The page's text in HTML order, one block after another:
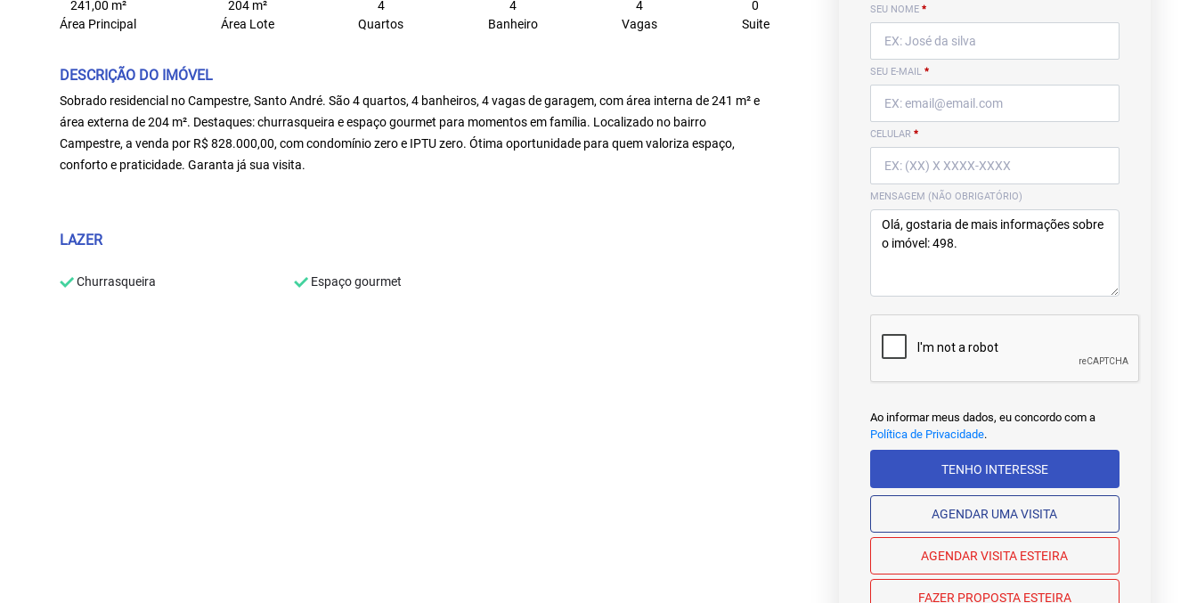
241,00 m²
Área Principal
204 m²
Área Lote
4
Quartos
4
Banheiro
4
Vagas
0
Suite
DESCRIÇÃO DO IMÓVEL
Sobrado residencial no Campestre, Santo André. São 4 quartos, 4 banheiros, 4 vagas de garagem, com área interna de 241 m² e
área externa de 204 m². Destaques: churrasqueira e espaço gourmet para momentos em família. Localizado no bairro
Campestre, a venda por R$ 828.000,00, com condomínio zero e IPTU zero. Ótima oportunidade para quem valoriza espaço,
conforto e praticidade. Garanta já sua visita.
LAZER
Churrasqueira Espaço gourmet
SEU NOME *
SEU E-MAIL *
CELULAR *
MENSAGEM (NÃO OBRIGATÓRIO)
Ao informar meus dados, eu concordo com a
Política de Privacidade.
TENHO INTERESSE
AGENDAR UMA VISITA
AGENDAR VISITA ESTEIRA
FAZER PROPOSTA ESTEIRA